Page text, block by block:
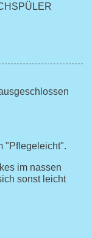
"Pflegeleicht".
im nassen
sonst leicht